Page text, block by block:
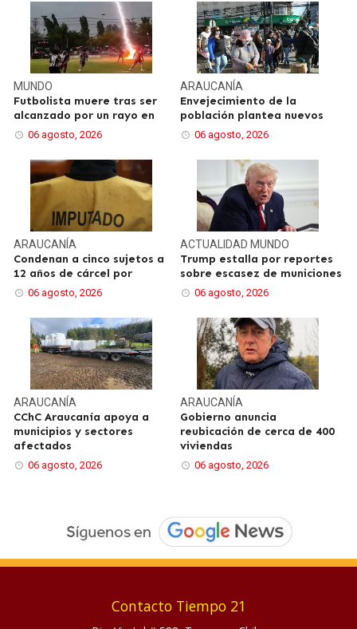
MUNDO
Futbolista muere tras ser
alcanzado por un rayo en
06 agosto, 2026
ARAUCANÍA
Envejecimiento de la
población plantea nuevos
06 agosto, 2026
ARAUCANÍA
Condenan a cinco sujetos a
12 años de cárcel por
06 agosto, 2026
ACTUALIDAD MUNDO
Trump estalla por reportes
sobre escasez de municiones
06 agosto, 2026
ARAUCANÍA
CChC Araucanía apoya a
municipios y sectores
afectados
06 agosto, 2026
ARAUCANÍA
Gobierno anuncia
reubicación de cerca de 400
viviendas
06 agosto, 2026
Contacto Tiempo 21